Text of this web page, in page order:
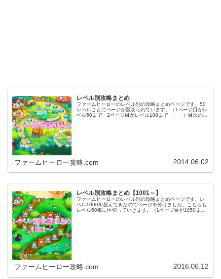
レベル別攻略まとめ
ファームヒーローのレベル別の攻略まとめページです。50
レベルごとにページが区切られています。（1ページ目がレ
ベル50まで、2ページ目がレベル100まで・・・）目次のリ
ファームヒーロー攻略.com 2014.06.02
レベル別攻略まとめ【1001～】
ファームヒーローのレベル別の攻略まとめページです。レ
ベル1000を超えてきたのでページを分けました。こちらも
レベル50毎に区切っていきます。（1ページ目が1050ま
ファームヒーロー攻略.com 2016.06.12